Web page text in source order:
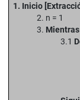
1. Inicio
2. n = 1
3.
3.1